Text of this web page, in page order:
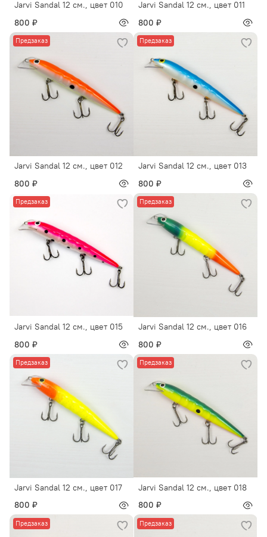
Jarvi Sandal 12 см., цвет 010
800 ₽
Jarvi Sandal 12 см., цвет 011
800 ₽
Предзаказ
Jarvi Sandal 12 см., цвет 012
800 ₽
Предзаказ
Jarvi Sandal 12 см., цвет 013
800 ₽
Предзаказ
Jarvi Sandal 12 см., цвет 015
800 ₽
Предзаказ
Jarvi Sandal 12 см., цвет 016
800 ₽
Предзаказ
Jarvi Sandal 12 см., цвет 017
800 ₽
Предзаказ
Jarvi Sandal 12 см., цвет 018
800 ₽
Предзаказ Предзаказ